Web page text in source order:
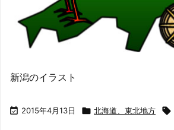
新潟のイラスト
 2015年4月13日  北海道、東北地方 